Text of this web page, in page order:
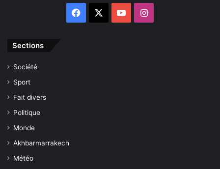
Facebook YouTubeInstagram
Sections
Société
Sport
Fait divers
Politique
Monde
Akhbarmarrakech
Météo